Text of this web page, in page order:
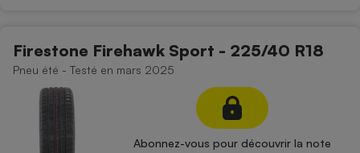
Firestone Firehawk Sport - 225/40 R18
Pneu été - Testé en mars 2025
Abonnez-vous pour découvrir la note